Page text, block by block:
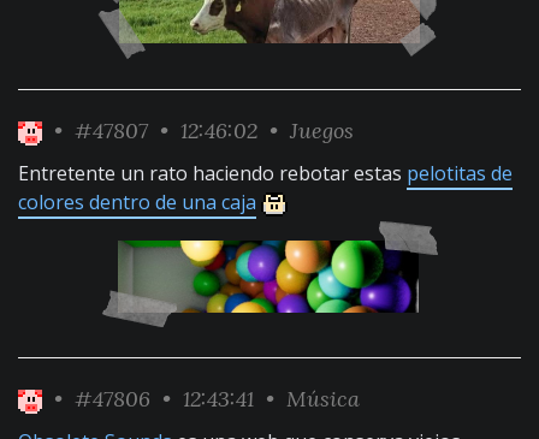
• #47807 • 12:46:02 • Juegos
Entretente un rato haciendo rebotar estas pelotitas de
colores dentro de una caja
• #47806 • 12:43:41 • Música